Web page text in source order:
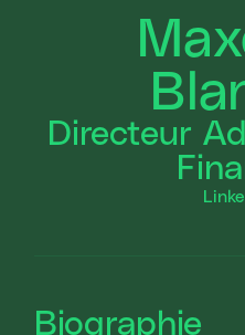
Directeur
Biographie